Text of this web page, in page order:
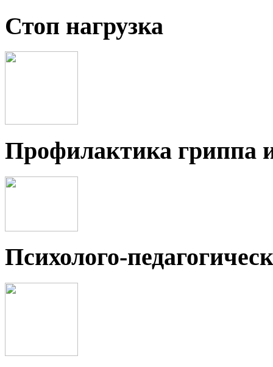
Стоп нагрузка
Профилактика
Психолого-